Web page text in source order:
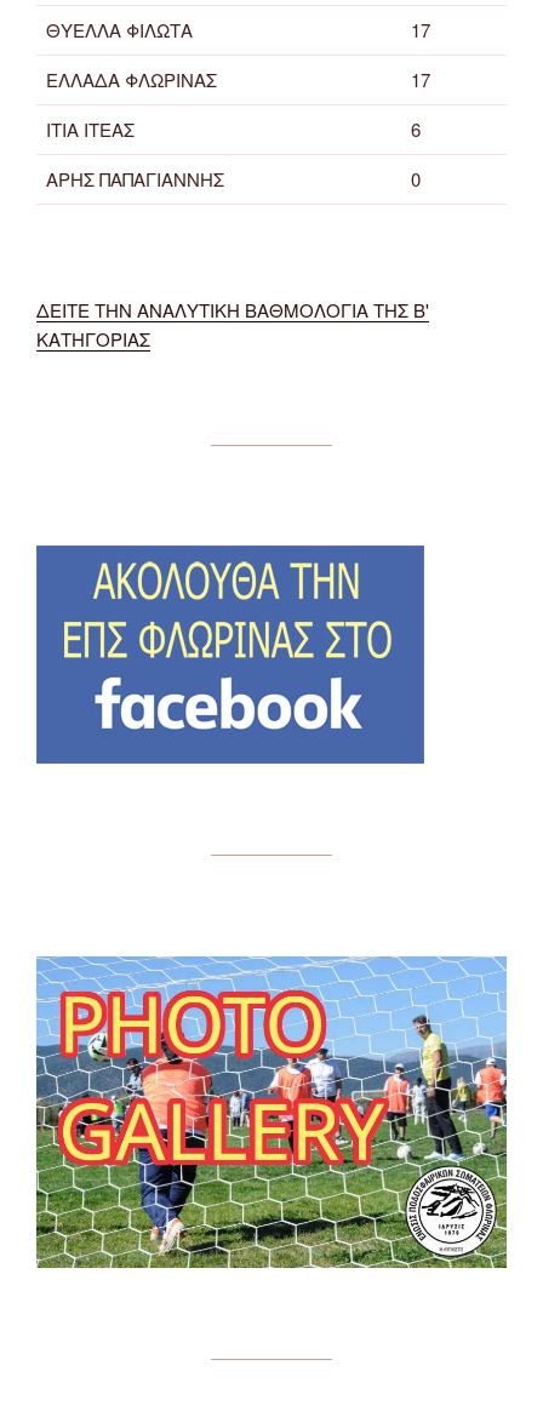
ΘΥΕΛΛΑ ΦΙΛΩΤΑ
17
ΕΛΛΑΔΑ ΦΛΩΡΙΝΑΣ
17
ΙΤΙΑ ΙΤΕΑΣ
6
ΑΡΗΣ ΠΑΠΑΓΙΑΝΝΗΣ
0
ΔΕΙΤΕ ΤΗΝ ΑΝΑΛΥΤΙΚΗ ΒΑΘΜΟΛΟΓΙΑ ΤΗΣ Β'
ΚΑΤΗΓΟΡΙΑΣ